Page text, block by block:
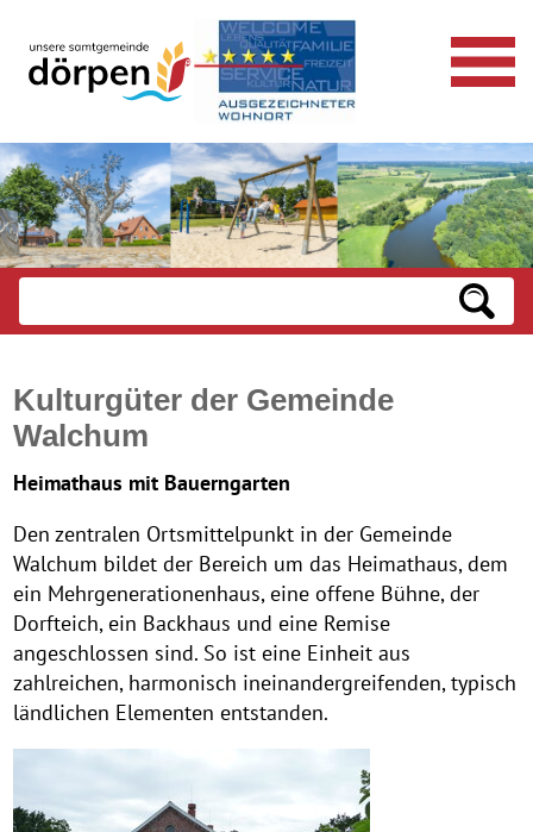
Kulturgüter der Gemeinde
Walchum
Heimathaus mit Bauerngarten
Den zentralen Ortsmittelpunkt in der Gemeinde
Walchum bildet der Bereich um das Heimathaus, dem
ein Mehrgenerationenhaus, eine offene Bühne, der
Dorfteich, ein Backhaus und eine Remise
angeschlossen sind. So ist eine Einheit aus
zahlreichen, harmonisch ineinandergreifenden, typisch
ländlichen Elementen entstanden.